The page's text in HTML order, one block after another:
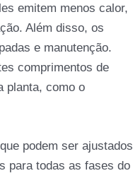
emitem menos calor,
Além disso, os
e manutenção.
comprimentos de
planta, como o
podem ser ajustados
para todas as fases do